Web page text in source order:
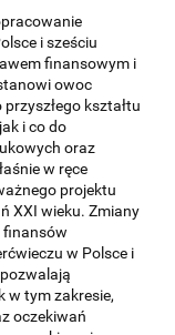
i sześciu
finansowym i
owoc
kształtu
i co do
oraz
w ręce
projektu
XXI wieku. Zmiany
finansów
w Polsce i
w tym zakresie,
oczekiwań